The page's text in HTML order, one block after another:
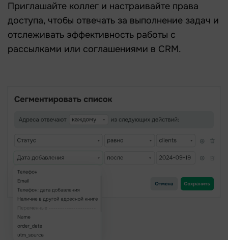
Приглашайте коллег и настраивайте права
доступа, чтобы отвечать за выполнение задач и
отслеживать эффективность работы с
рассылками или соглашениями в CRM.